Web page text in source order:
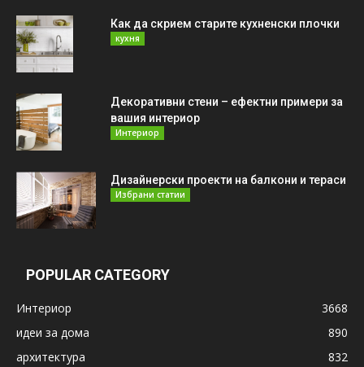
Как да скрием старите кухненски плочки
кухня
Декоративни стени – ефектни примери за
вашия интериор
Интериор
Дизайнерски проекти на балкони и тераси
Избрани статии
POPULAR CATEGORY
Интериор
3668
идеи за дома
890
архитектура
832